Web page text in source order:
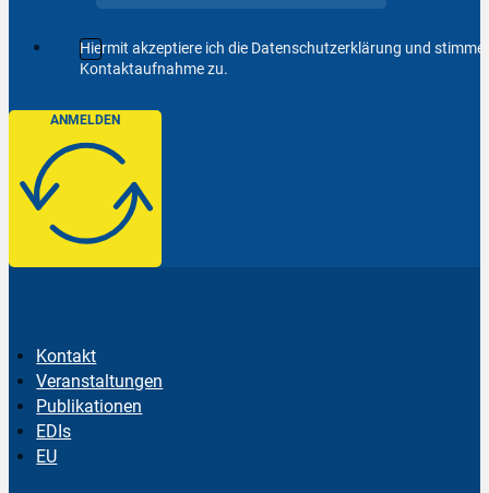
Hiermit akzeptiere ich die Datenschutzerklärung und
Kontaktaufnahme zu.
ANMELDEN
Kontakt
Veranstaltungen
Publikationen
EDIs
EU